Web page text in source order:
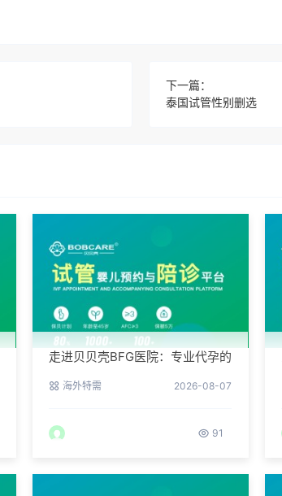
下一篇：
泰国试管性别删选
走进贝贝壳BFG医院：专业代孕的
海外特需 2026-08-07
91